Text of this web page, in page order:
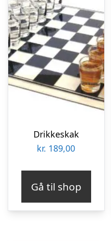
Drikkeskak
kr. 189,00
Gå til shop